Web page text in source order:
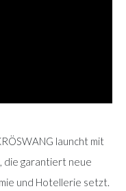
launcht mit
die garantiert neue
und Hotellerie setzt.